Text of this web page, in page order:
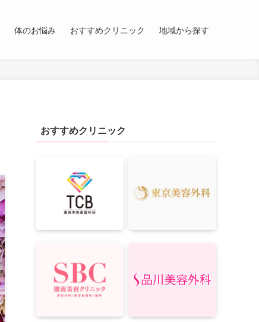
体のお悩み おすすめクリニック 地域から探す
おすすめクリニック